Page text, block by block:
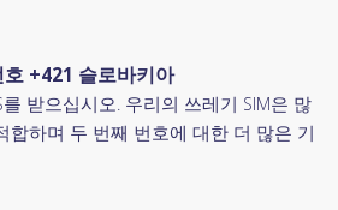
+421 슬로바키아
받으십시오. 우리의 쓰레기 SIM은 많
합하며 두 번째 번호에 대한 더 많은 기